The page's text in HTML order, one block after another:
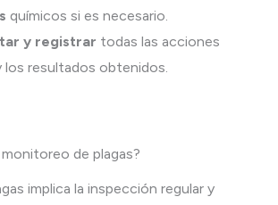
químicos si es necesario.
y registrar todas las acciones
los resultados obtenidos.
de plagas?
implica la inspección regular y